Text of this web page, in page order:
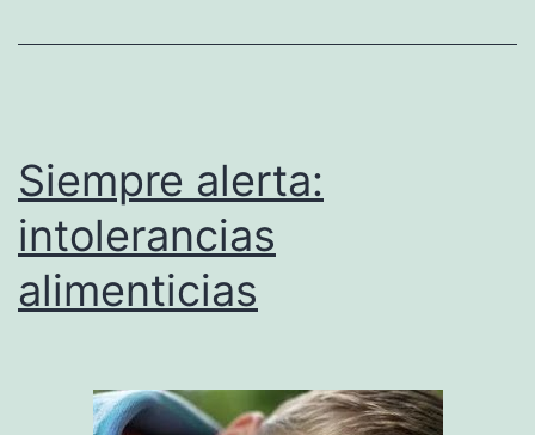
Siempre alerta:
intolerancias
alimenticias